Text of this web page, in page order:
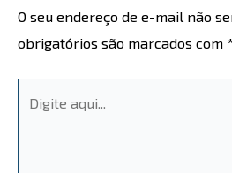
O seu endereço de e-mail não
obrigatórios são marcados com
aqui...